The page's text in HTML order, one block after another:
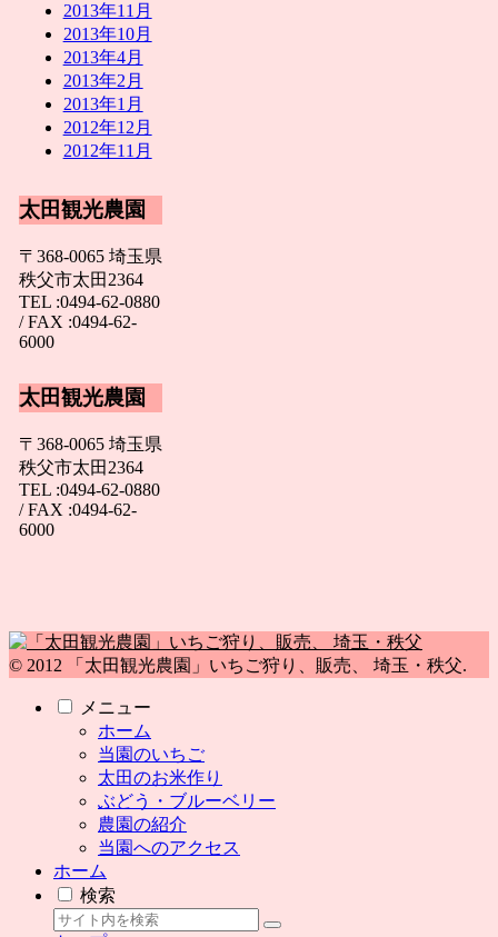
2013年11月
2013年10月
2013年4月
2013年2月
2013年1月
2012年12月
2012年11月
太田観光農園
〒368-0065 埼玉県
秩父市太田2364
TEL :0494-62-0880
/ FAX :0494-62-
6000
太田観光農園
〒368-0065 埼玉県
秩父市太田2364
TEL :0494-62-0880
/ FAX :0494-62-
6000
© 2012 「太田観光農園」いちご狩り、販売、 埼玉・秩父.
メニュー
ホーム
当園のいちご
太田のお米作り
ぶどう・ブルーベリー
農園の紹介
当園へのアクセス
ホーム
検索